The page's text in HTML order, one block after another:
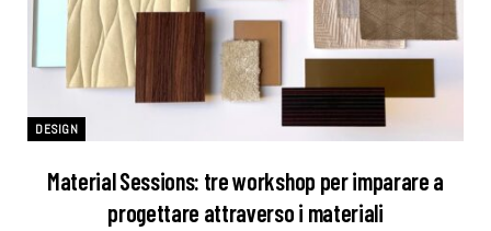
DESIGN
Material Sessions: tre workshop per imparare a
progettare attraverso i materiali